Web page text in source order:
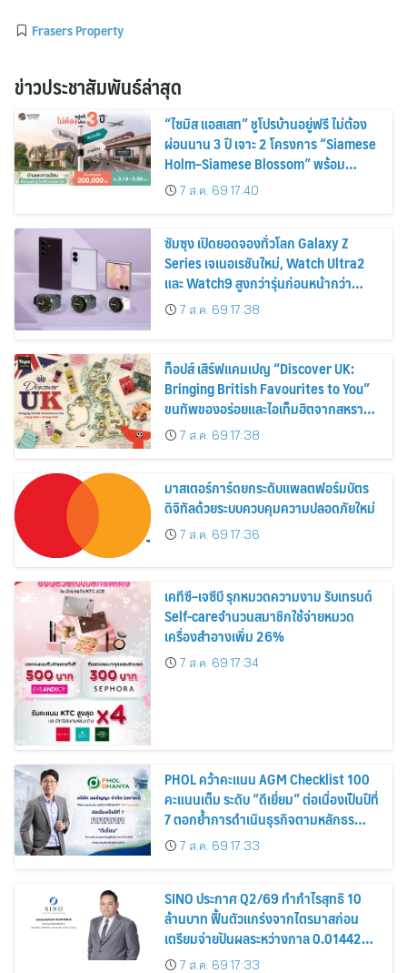
Frasers Property
ข่าวประชาสัมพันธ์ล่าสุด
“ไซมิส แอสเสท” ชูโปรบ้านอยู่ฟรี ไม่ต้อง
ผ่อนนาน 3 ปี เจาะ 2 โครงการ “Siamese
Holm–Siamese Blossom” พร้อม
ส่วนลดและสิทธิพิเศษถึง 31 สิงหาคม
2569
7 ส.ค. 69 17:40
ซัมซุง เปิดยอดจองทั่วโลก Galaxy Z
Series เจเนอเรชันใหม่, Watch Ultra2
และ Watch9 สูงกว่ารุ่นก่อนหน้ากว่า
30%7 ส.ค. 69 17:38
ท็อปส์ เสิร์ฟแคมเปญ “Discover UK:
Bringing British Favourites to You”
ขนทัพของอร่อยและไอเท็มฮิตจากสหราช
อาณาจักร ส่งตรงถึงมือตั้งแต่วันนี้ – 18
สิงหาคมนี้
7 ส.ค. 69 17:38
มาสเตอร์การ์ดยกระดับแพลตฟอร์มบัตร
ดิจิทัลด้วยระบบควบคุมความปลอดภัยใหม่
7 ส.ค. 69 17:36
เคทีซี–เจซีบี รุกหมวดความงาม รับเทรนด์
Self-careจำนวนสมาชิกใช้จ่ายหมวด
เครื่องสำอางเพิ่ม 26%
7 ส.ค. 69 17:34
PHOL คว้าคะแนน AGM Checklist 100
คะแนนเต็ม ระดับ “ดีเยี่ยม” ต่อเนื่องเป็นปีที่
7 ตอกย้ำการดำเนินธุรกิจตามหลักธร
รมาภิบาล โปร่งใส สร้างความเชื่อมั่นผู้ถือ
หุ้น
7 ส.ค. 69 17:33
SINO ประกาศ Q2/69 ทำกำไรสุทธิ 10
ล้านบาท ฟื้นตัวแกร่งจากไตรมาสก่อน
เตรียมจ่ายปันผลระหว่างกาล 0.014423
บาทต่อหุ้น ครึ่งปีหลังมุ่งเติบโตต่อเนื่อง
7 ส.ค. 69 17:33